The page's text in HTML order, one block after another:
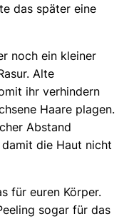
das später eine
noch ein kleiner
Alte
ihr verhindern
Haare plagen.
Abstand
damit die Haut nicht
für euren Körper.
sogar für das